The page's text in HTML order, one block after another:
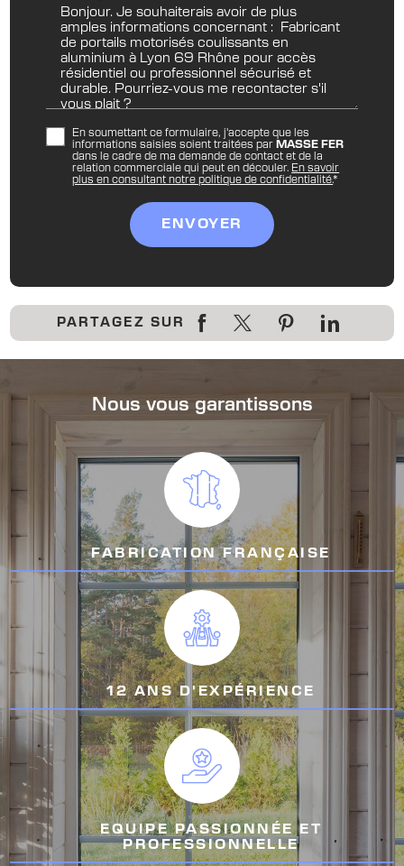
En soumettant ce formulaire, j'accepte que les
informations saisies soient traitées par MASSE FER
dans le cadre de ma demande de contact et de la
relation commerciale qui peut en découler. En savoir
plus en consultant notre politique de confidentialité.*
PARTAGEZ SUR
Nous vous garantissons
FABRICATION FRANÇAISE
12 ANS D'EXPÉRIENCE
EQUIPE PASSIONNÉE ET
PROFESSIONNELLE